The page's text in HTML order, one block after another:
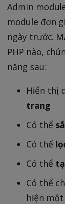
Admin
module đơn
ngày trước.
PHP nào,
năng sau:
Hiển thị
trang
Có thể
Có thể
Có thể
Có thể
hiện